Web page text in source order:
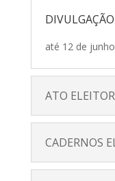
até 12 de
ATO
CADERNOS